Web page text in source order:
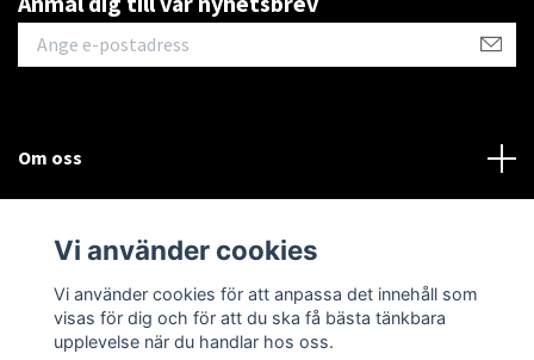
Om oss
Läs mer
Vi använder cookies
Vi använder cookies för att anpassa det innehåll som
visas för dig och för att du ska få bästa tänkbara
upplevelse när du handlar hos oss.